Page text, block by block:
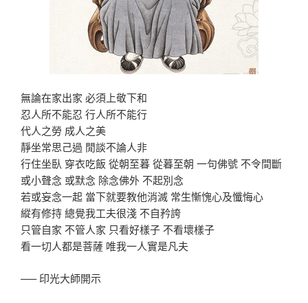
無論在家出家 必須上敬下和
忍人所不能忍 行人所不能行
代人之勞 成人之美
靜坐常思己過 閒談不論人非
行住坐臥 穿衣吃飯 從朝至暮 從暮至朝 一句佛號 不令間斷
或小聲念 或默念 除念佛外 不起別念
若或妄念一起 當下就要教他消滅 常生慚愧心及懺悔心
縱有修持 總覺我工夫很淺 不自矜誇
只管自家 不管人家 只看好樣子 不看壞樣子
看一切人都是菩薩 唯我一人實是凡夫
—– 印光大師開示